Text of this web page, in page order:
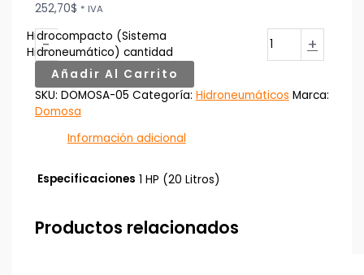
252,70$ * IVA
-
Hidrocompacto (Sistema
Hidroneumático) cantidad
+
Añadir Al Carrito
SKU: DOMOSA-05 Categoría: Hidroneumáticos Marca:
Domosa
Información adicional
Especificaciones 1 HP (20 Litros)
Productos relacionados